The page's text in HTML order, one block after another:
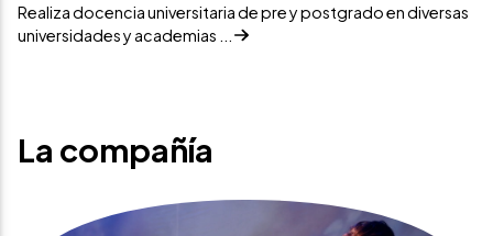
Realiza docencia universitaria de pre y postgrado en diversas
universidades y academias ...
La compañía